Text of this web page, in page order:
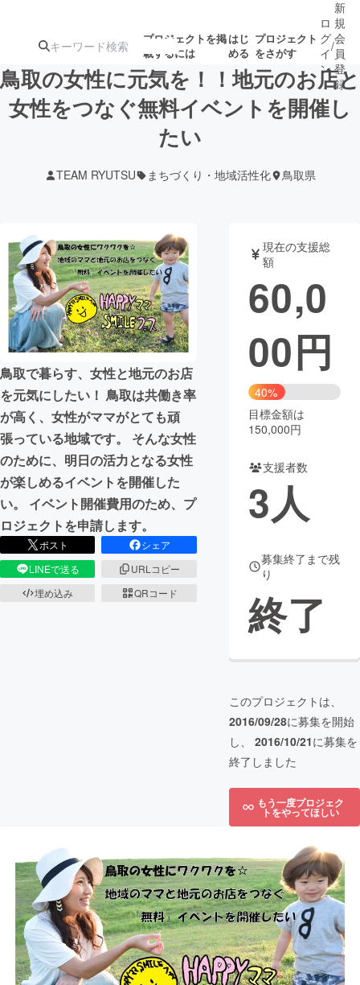
プロジェクトを掲
載するには
はじ
める
プロジェクト
をさがす
注目の新着プロ募集終了が近いプ
テクノロジー・ガジェット
映像・映画 書籍・雑誌
ビジネス・起業 チャレンジ
まちづくり・地域活性化
CAMPFIRE for Social Good CAMPFIRE Creation
CAMPFIREふるさと納税machi-ya コミュニティ
ロ
グ
イ
ン
/
新
規
会
員
登
録
鳥取の女性に元気を！！地元のお店と
女性をつなぐ無料イベントを開催し
たい
TEAM RYUTSU まちづくり・地域活性化 鳥取県
鳥取で暮らす、女性と地元のお店
を元気にしたい！ 鳥取は共働き率
が高く、女性がママがとても頑
張っている地域です。 そんな女性
のために、明日の活力となる女性
が楽しめるイベントを開催した
い。 イベント開催費用のため、プ
ロジェクトを申請します。
ポスト
シェア
LINEで送る
URLコピー
埋め込み
QRコード
現在の支援総
額
60,0
00円
40%
目標金額は
150,000円
支援者数
3人
募集終了まで残
り
終了
このプロジェクトは、
2016/09/28に募集を開始
し、 2016/10/21に募集を
終了しました
もう一度プロジェク
トをやってほしい